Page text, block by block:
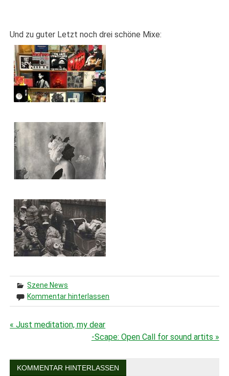
Und zu guter Letzt noch drei schöne Mixe:
Szene News
Kommentar hinterlassen
Beitragsnavigation
« Just meditation, my dear
-Scape: Open Call for sound artits »
KOMMENTAR HINTERLASSEN